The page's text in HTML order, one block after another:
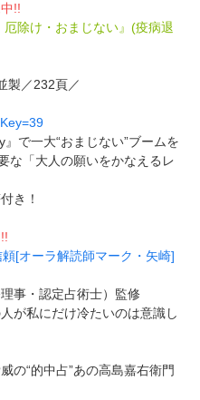
!!
厄除け・おまじない』(疫病退
製／232頁／
で一大“おまじない”ブームを
な「大人の願いをかなえるレ
き！
[オーラ解読師マーク・矢崎]
事・認定占術士）監修
が私にだけ冷たいのは意識し
の“的中占”あの高島嘉右衛門